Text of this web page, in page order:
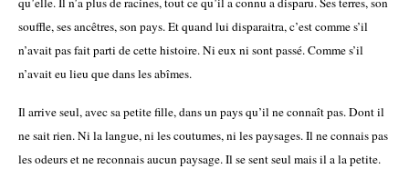
souffle, ses ancêtres, son pays. Et quand lui disparaitra, c’est comme s’il
n’avait pas fait parti de cette histoire. Ni eux ni sont passé. Comme s’il
n’avait eu lieu que dans les abîmes.
Il arrive seul, avec sa petite fille, dans un pays qu’il ne connaît pas. Dont il
ne sait rien. Ni la langue, ni les coutumes, ni les paysages. Il ne connais pas
les odeurs et ne reconnais aucun paysage. Il se sent seul mais il a la petite.